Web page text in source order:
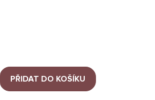
PŘIDAT DO KOŠÍKU